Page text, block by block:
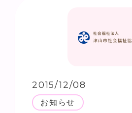
2015/12/08
お知らせ